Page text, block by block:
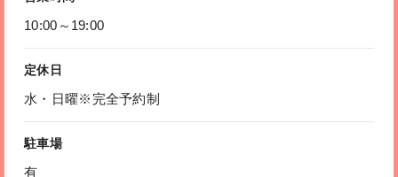
10:00～19:00
定休日
水・日曜※完全予約制
駐車場
有